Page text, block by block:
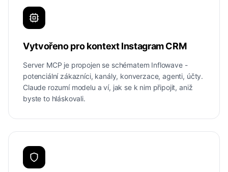
Vytvořeno pro kontext Instagram CRM
Server MCP je propojen se schématem Inflowave -
potenciální zákazníci, kanály, konverzace, agenti, účty.
Claude rozumí modelu a ví, jak se k nim připojit, aniž
byste to hláskovali.